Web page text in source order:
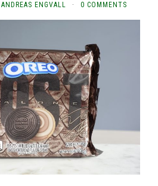
ANDREAS ENGVALL · 0 COMMENTS